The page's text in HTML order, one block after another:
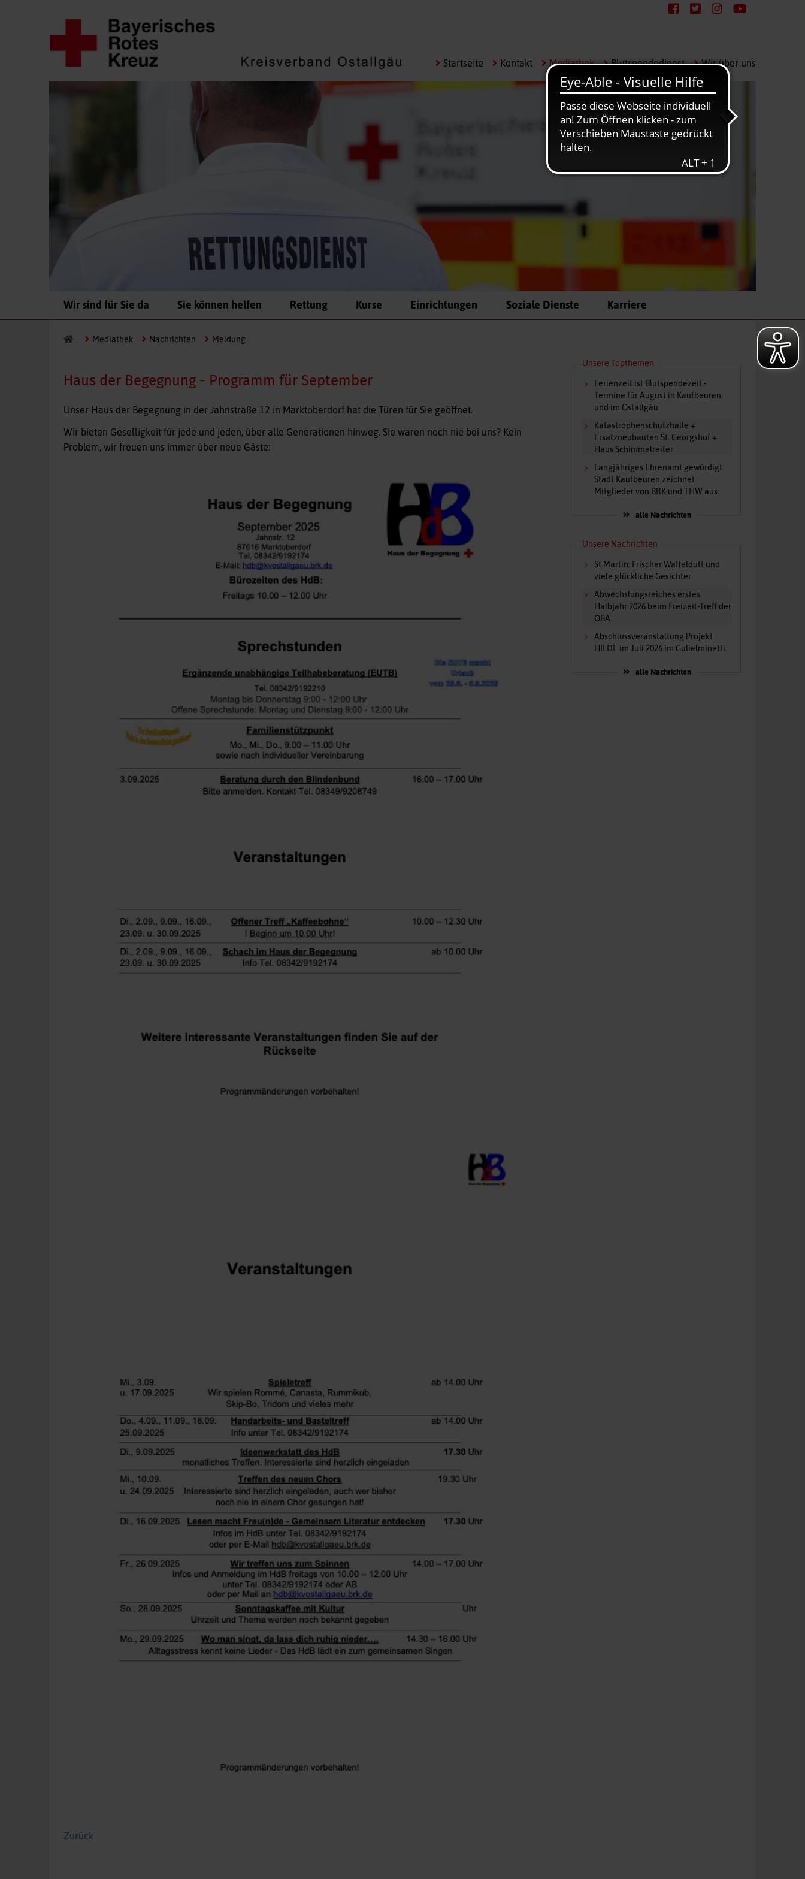
NavigationStartseite Kontakt Mediathek Blutspendedienst Wir über uns
Wir sind für Sie da Sie können helfen Rettung Kurse Einrichtungen Soziale Dienste Karriere
Mediathek Nachrichten Meldung
Haus der Begegnung - Programm für September
Unser Haus der Begegnung in der Jahnstraße 12 in Marktoberdorf hat die Türen für Sie geöffnet.
Wir bieten Geselligkeit für jede und jeden, über alle Generationen hinweg. Sie waren noch nie bei uns? Kein
Problem, wir freuen uns immer über neue Gäste:
Zurück
Unsere Topthemen
Ferienzeit ist Blutspendezeit -
Termine für August in Kaufbeuren
und im Ostallgäu
Katastrophenschutzhalle +
Ersatzneubauten St. Georgshof +
Haus Schimmelreiter
Langjähriges Ehrenamt gewürdigt:
Stadt Kaufbeuren zeichnet
Mitglieder von BRK und THW aus
alle Nachrichten
Unsere Nachrichten
St.Martin: Frischer Waffelduft und
viele glückliche Gesichter
Abwechslungsreiches erstes
Halbjahr 2026 beim Freizeit-Treff der
OBA
Abschlussveranstaltung Projekt
HILDE im Juli 2026 im Gulielminetti.
alle Nachrichten